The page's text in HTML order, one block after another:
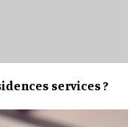
services ?